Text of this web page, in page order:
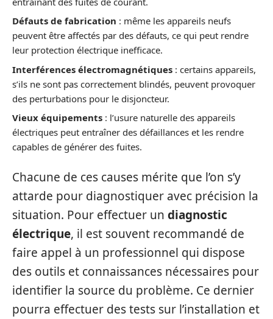
Défauts de fabrication : même les appareils neufs
peuvent être affectés par des défauts, ce qui peut rendre
leur protection électrique inefficace.
Interférences électromagnétiques : certains appareils,
s’ils ne sont pas correctement blindés, peuvent provoquer
des perturbations pour le disjoncteur.
Vieux équipements : l’usure naturelle des appareils
électriques peut entraîner des défaillances et les rendre
capables de générer des fuites.
Chacune de ces causes mérite que l’on s’y
attarde pour diagnostiquer avec précision la
situation. Pour effectuer un diagnostic
électrique, il est souvent recommandé de
faire appel à un professionnel qui dispose
des outils et connaissances nécessaires pour
identifier la source du problème. Ce dernier
pourra effectuer des tests sur l’installation et